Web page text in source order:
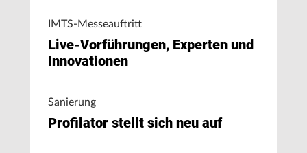
IMTS-Messeauftritt
Live-Vorführungen, Experten und
Innovationen
Sanierung
Profilator stellt sich neu auf